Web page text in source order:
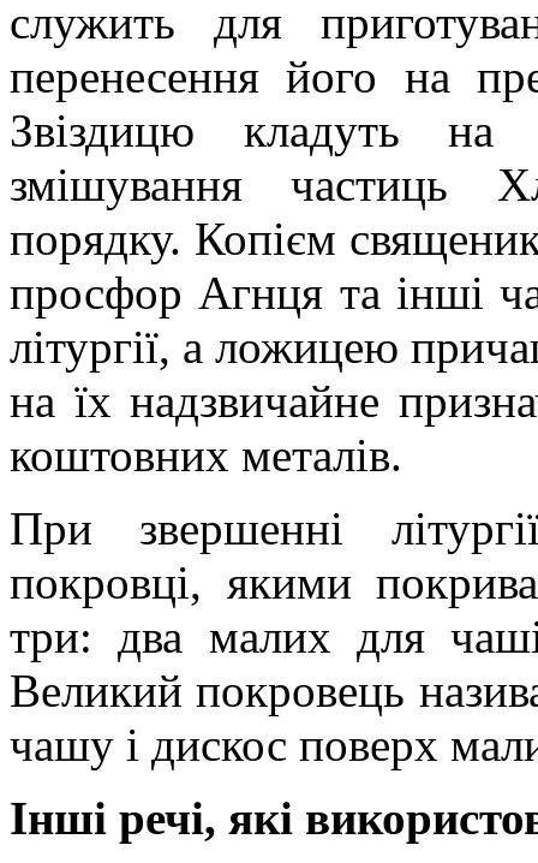
служить для
перенесення його на
Звіздицю кладуть
змішування частиць
порядку. Копієм
просфор Агнця та інші
літургії, а ложицею
на їх надзвичайне
коштовних металів.
При звершенні
покровці, якими
три: два малих для
Великий покровець
чашу і дискос поверх
Інші речі, які